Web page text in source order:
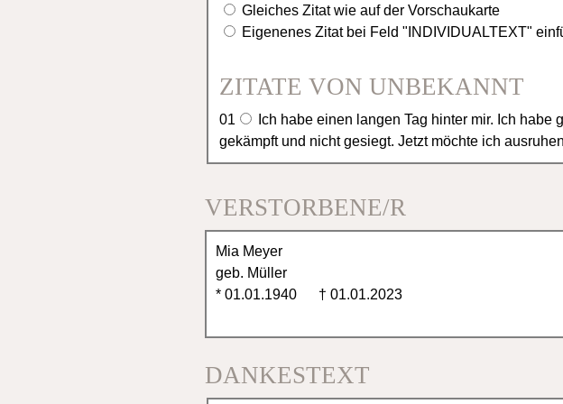
Gleiches Zitat wie auf der Vorschaukarte
Eigenenes Zitat bei Feld "INDIVIDUALTEXT"
ZITATE VON UNBEKANNT
01
Ich habe einen langen Tag hinter mir. Ich
gekämpft und nicht gesiegt. Jetzt möchte ich
zu erfahren.
03 Menschen die wir lieben, bleiben für immer,
04
Festhalten, was man nicht halten kann,
einholt, dann ist der Tod eine Erlösung.
VERSTORBENE/R
DANKESTEXT